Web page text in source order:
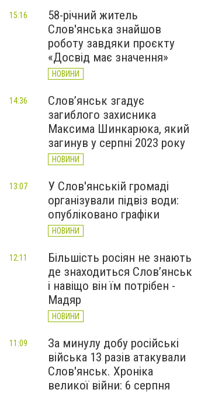
58-річний житель
Слов'янська знайшов
роботу завдяки проєкту
«Досвід має значення»
НОВИНИ
15:16
Слов’янськ згадує
загиблого захисника
Максима Шинкарюка, який
загинув у серпні 2023 року
НОВИНИ
14:36
У Слов'янській громаді
організували підвіз води:
опубліковано графіки
НОВИНИ
13:07
Більшість росіян не знають
де знаходиться Слов’янськ
і навіщо він їм потрібен -
Мадяр
НОВИНИ
12:11
За минулу добу російські
війська 13 разів атакували
Слов'янськ. Хроніка
великої війни: 6 серпня
11:09